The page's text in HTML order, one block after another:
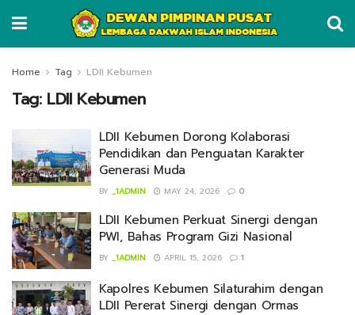
Home Tag LDII Kebumen
Tag: LDII Kebumen
LDII Kebumen Dorong Kolaborasi
Pendidikan dan Penguatan Karakter
Generasi Muda
BY _1ADMIN MAY 24, 2026 0
LDII Kebumen Perkuat Sinergi dengan
PWI, Bahas Program Gizi Nasional
BY _1ADMIN APRIL 15, 2026 1
Kapolres Kebumen Silaturahim dengan
LDII Pererat Sinergi dengan Ormas